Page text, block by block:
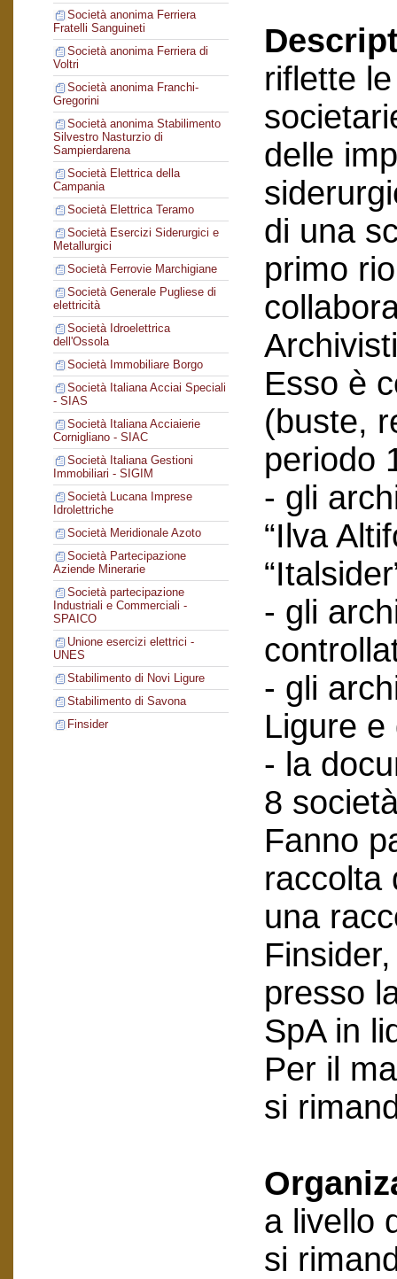
Società anonima Ferriera
Fratelli Sanguineti
Società anonima Ferriera di
Voltri
Società anonima Franchi-
Gregorini
Società anonima Stabilimento
Silvestro Nasturzio di
Sampierdarena
Società Elettrica della
Campania
Società Elettrica Teramo
Società Esercizi Siderurgici e
Metallurgici
Società Ferrovie Marchigiane
Società Generale Pugliese di
elettricità
Società Idroelettrica
dell'Ossola
Società Immobiliare Borgo
Società Italiana Acciai Speciali
- SIAS
Società Italiana Acciaierie
Cornigliano - SIAC
Società Italiana Gestioni
Immobiliari - SIGIM
Società Lucana Imprese
Idrolettriche
Società Meridionale Azoto
Società Partecipazione
Aziende Minerarie
Società partecipazione
Industriali e Commerciali -
SPAICO
Unione esercizi elettrici -
UNES
Stabilimento di Novi Ligure
Stabilimento di Savona
Finsider
riflette
delle
di una
primo
Esso è
(buste,
periodo
- gli
“Ilva
- gli
- gli
Ligure e
- la
8
Fanno
raccolta
una
presso
SpA in
Per il
si
a livello
si